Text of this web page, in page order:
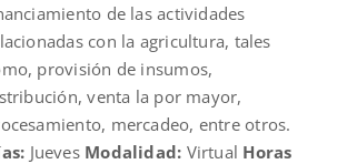
de las actividades
con la agricultura, tales
provisión de insumos,
venta la por mayor,
mercadeo, entre otros.
Jueves Modalidad: Virtual Horas